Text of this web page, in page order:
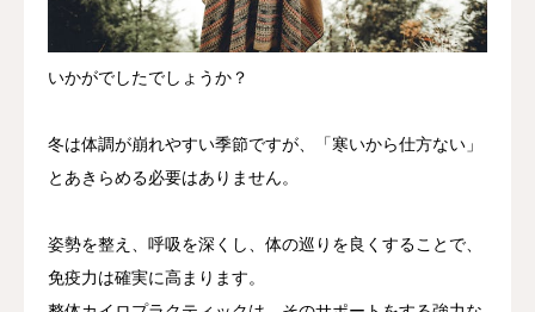
いかがでしたでしょうか？
冬は体調が崩れやすい季節ですが、「寒いから仕方ない」
とあきらめる必要はありません。
姿勢を整え、呼吸を深くし、体の巡りを良くすることで、
免疫力は確実に高まります。